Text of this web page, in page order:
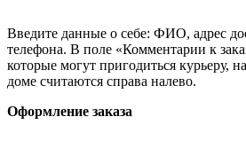
Введите данные о себе: ФИО, адрес
телефона. В поле «Комментарии к
которые могут пригодиться курьеру,
доме считаются справа налево.
Оформление заказа